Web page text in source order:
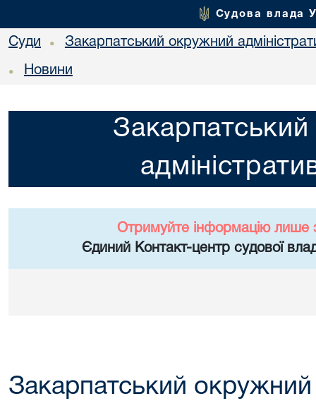
Судова влада
Суди • Закарпатський окружний
• Новини
Отримуйте інформацію лише
Єдиний Контакт-центр судової
Закарпатський окружний